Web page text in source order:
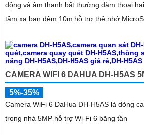
động và âm thanh bất thường đàm thoại
tầm xa ban đêm 10m hỗ trợ thẻ nhớ
CAMERA WIFI 6 DAHUA DH-H5AS
5%-35%
Camera WiFi 6 DaHua DH-H5AS là dòng
trong nhà 5MP hỗ trợ Wi-Fi 6 băng tần